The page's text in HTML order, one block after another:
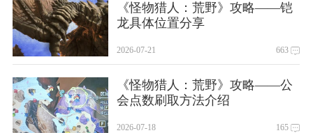
《怪物猎人：荒野》攻略——铠
龙具体位置分享
2026-07-21 663
《怪物猎人：荒野》攻略——公
会点数刷取方法介绍
2026-07-18 165